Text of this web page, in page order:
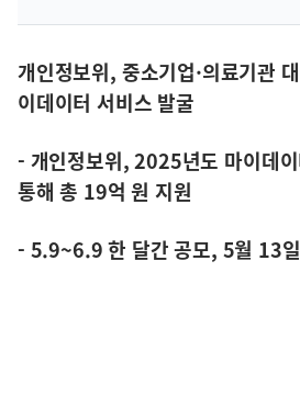
개인정보위, 중소기업·의료기관
이데이터 서비스 발굴
- 개인정보위, 2025년도 마이데
통해 총 19억 원 지원
- 5.9~6.9 한 달간 공모, 5월 13